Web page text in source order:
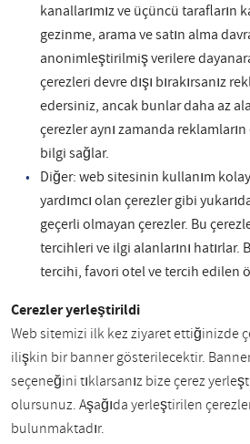
kanallarımız ve üçüncü tarafların
gezinme, arama ve satın alma
anonimleştirilmiş verilere
çerezleri devre dışı bırakırsanız
edersiniz, ancak bunlar daha az
çerezler aynı zamanda
bilgi sağlar.
Diğer: web sitesinin kullanım
yardımcı olan çerezler gibi
geçerli olmayan çerezler. Bu
tercihleri ve ilgi alanlarını hatırlar.
tercihi, favori otel ve tercih edilen
Çerezler yerleştirildi
Web sitemizi ilk kez ziyaret ettiğinizde
ilişkin bir banner gösterilecektir.
seçeneğini tıklarsanız bize çerez
olursunuz. Aşağıda yerleştirilen
bulunmaktadır.